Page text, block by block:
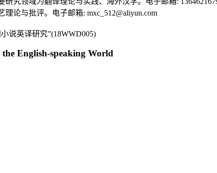
理论与批评。电子邮箱: mxc_512@aliyun.com
说英译研究”(18WWD005)
English-speaking World